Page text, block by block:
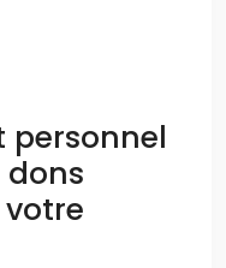
personnel
dons